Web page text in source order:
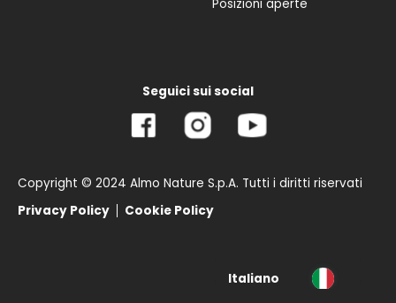
Posizioni aperte
Seguici sui social
Copyright © 2024 Almo Nature S.p.A. Tutti i diritti riservati
Privacy Policy
Cookie Policy
Italiano